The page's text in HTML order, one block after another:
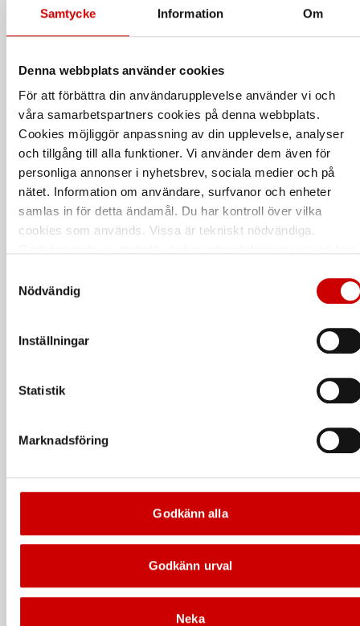
Samtycke Information Om
Denna webbplats använder cookies
För att förbättra din användarupplevelse använder vi och
våra samarbetspartners cookies på denna webbplats.
Cookies möjliggör anpassning av din upplevelse, analyser
och tillgång till alla funktioner. Vi använder dem även för
personliga annonser i nyhetsbrev, sociala medier och på
nätet. Information om användare, surfvanor och enheter
samlas in för detta ändamål. Du har kontroll över vilka
cookies som används. Vissa är tekniskt nödvändiga.
dataskyddsnormer. Genom att godkänna samtycker du till
Nödvändig
Inställningar
Statistik
Marknadsföring
Godkänn alla
Godkänn urval
Neka
System för
stenskottsreparation
Snabbt och enkelt system för att
reparera stenskott i vindruta
ITA-24 friktionsbandare
13-16 mm
VERKTYG PP-PET NMH-
Sträcker, försluter och klipper av
VERKTYG PP-PET NMH-
Sträcker, försluter och klipper av